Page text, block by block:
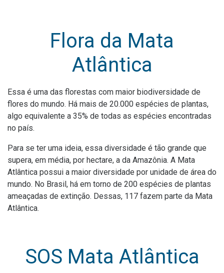
Flora da Mata
Atlântica
Essa é uma das florestas com maior biodiversidade de
flores do mundo. Há mais de 20.000 espécies de plantas,
algo equivalente a 35% de todas as espécies encontradas
no país.
Para se ter uma ideia, essa diversidade é tão grande que
supera, em média, por hectare, a da Amazônia. A Mata
Atlântica possui a maior diversidade por unidade de área do
mundo. No Brasil, há em torno de 200 espécies de plantas
ameaçadas de extinção. Dessas, 117 fazem parte da Mata
Atlântica.
SOS Mata Atlântica